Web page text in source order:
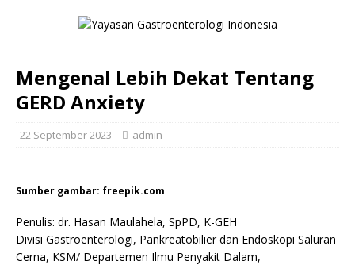
Mengenal Lebih Dekat Tentang
GERD Anxiety
22 September 2023 admin
Sumber gambar: freepik.com
Penulis: dr. Hasan Maulahela, SpPD, K-GEH
Divisi Gastroenterologi, Pankreatobilier dan Endoskopi Saluran
Cerna, KSM/ Departemen Ilmu Penyakit Dalam,